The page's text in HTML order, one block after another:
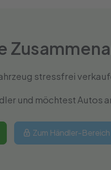
stressfrei
und möchtest Autos
Zum Händler-Bereich